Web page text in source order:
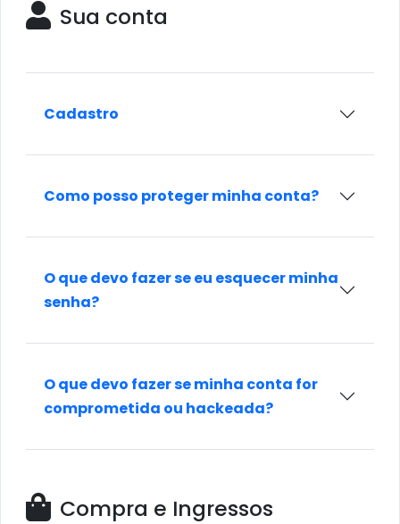
Sua conta
Cadastro
Como posso proteger minha conta?
O que devo fazer se eu esquecer minha
senha?
O que devo fazer se minha conta for
comprometida ou hackeada?
Compra e Ingressos